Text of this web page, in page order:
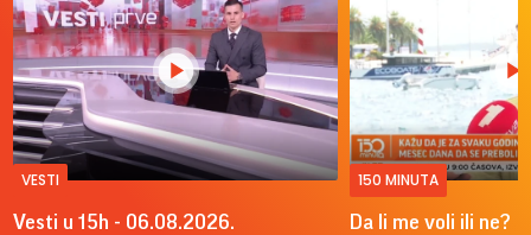
VESTI
Vesti u 15h - 06.08.2026.
150 MINUTA
Da li me voli ili ne?